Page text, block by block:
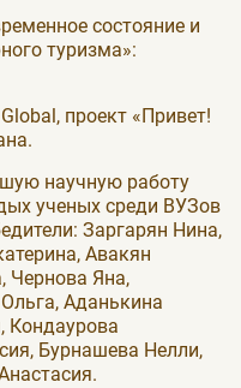
состояние и
туризма»:
проект «Привет!
научную работу
ученых среди ВУЗов
Заргарян Нина,
Авакян
Чернова Яна,
Аданькина
Кондаурова
Бурнашева Нелли,